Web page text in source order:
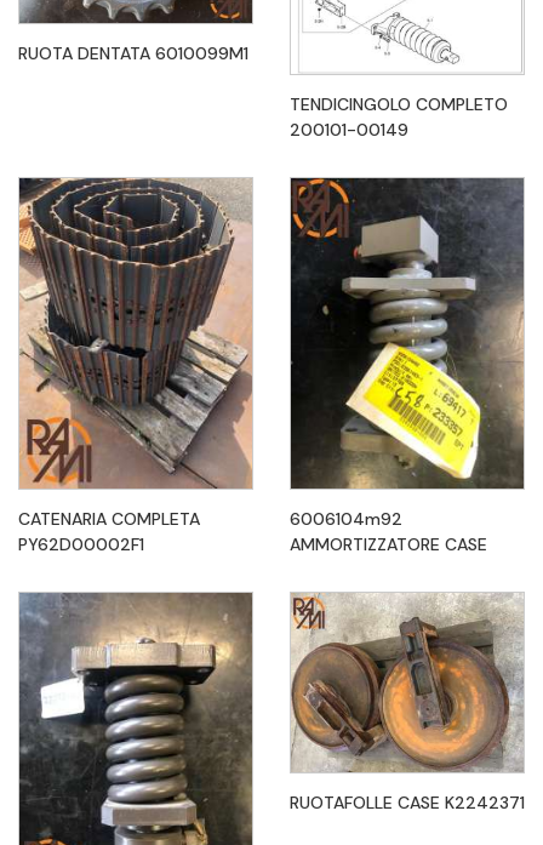
RUOTA DENTATA 6010099M1
TENDICINGOLO COMPLETO
200101-00149
CATENARIA COMPLETA
PY62D00002F1
6006104m92
AMMORTIZZATORE CASE
RUOTAFOLLE CASE K2242371